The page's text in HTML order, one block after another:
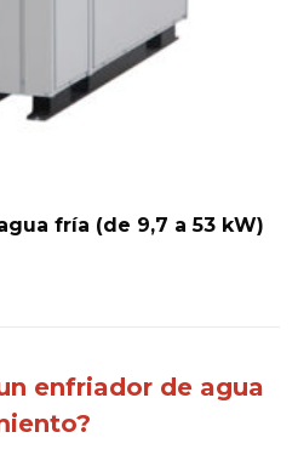
fría (de 9,7 a 53 kW)
enfriador de agua